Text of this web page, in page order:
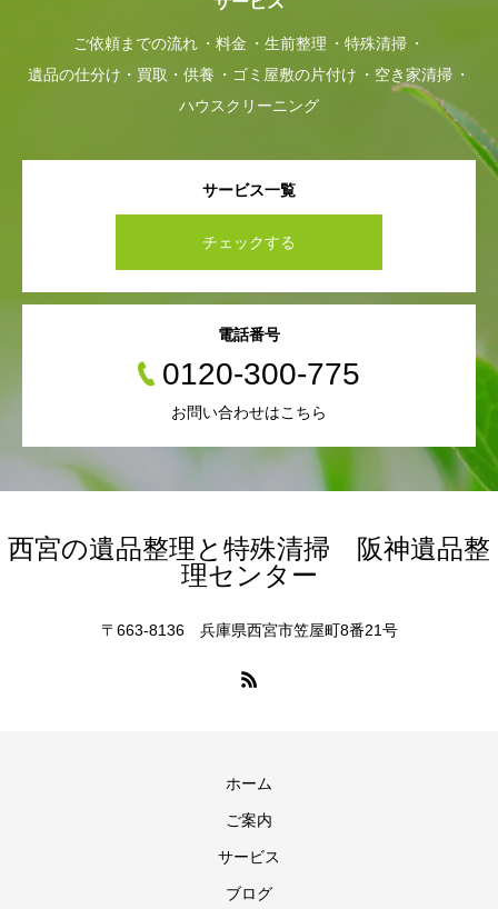
ご依頼までの流れ 料金 生前整理
特殊清掃
遺品の仕分け・買取・供養
ゴミ屋敷の片付け
空き家清掃
ハウスクリーニング
サービス一覧
チェックする
電話番号
0120-300-775
お問い合わせはこちら
西宮の遺品整理と特殊清掃 阪神遺品整
理センター
〒663-8136 兵庫県西宮市笠屋町8番21号
ホーム
ご案内
サービス
ブログ